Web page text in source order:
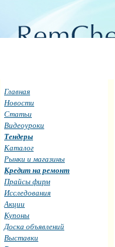
Главная
Новости
Статьи
Видеоуроки
Тендеры
Каталог
Рынки и магазины
Кредит на ремонт
Прайсы фирм
Исследования
Акции
Купоны
Доска объявлений
Выставки